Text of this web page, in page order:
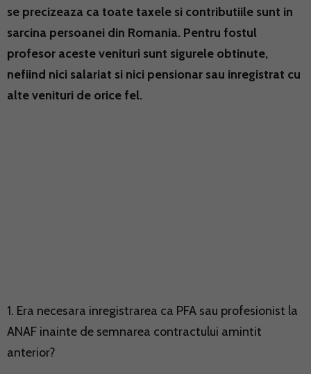
se precizeaza ca toate taxele si contributiile sunt in
sarcina persoanei din Romania. Pentru fostul
profesor aceste venituri sunt sigurele obtinute,
nefiind nici salariat si nici pensionar sau inregistrat cu
alte venituri de orice fel.
1. Era necesara inregistrarea ca PFA sau profesionist la
ANAF inainte de semnarea contractului amintit
anterior?